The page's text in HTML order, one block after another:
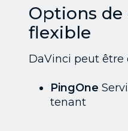
Options
flexible
DaVinci peut être
PingOne
tenant